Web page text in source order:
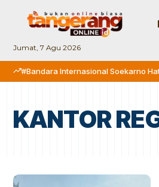
Jumat, 7 Agu 2026
#Bandara Internasional Soekarno
KANTOR